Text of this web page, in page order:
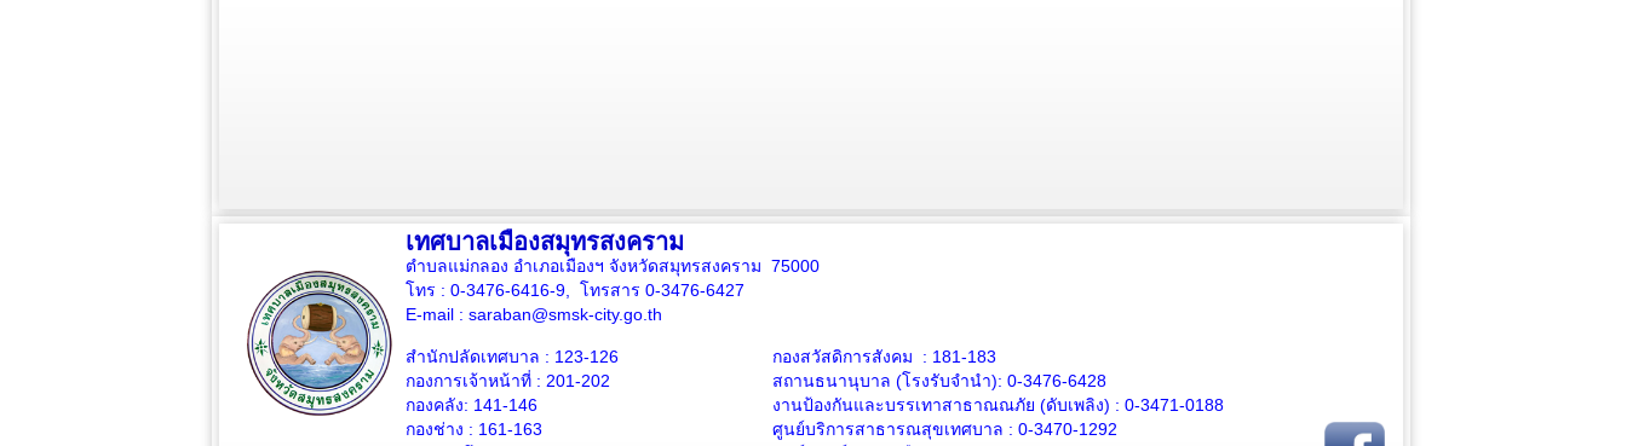
เทศบาลเมืองสมุทรสงคราม
ตำบลแม่กลอง อำเภอเมืองฯ จังหวัดสมุทรสงคราม 75000
โทร : 0-3476-6416-9, โทรสาร 0-3476-6427
E-mail : saraban@smsk-city.go.th
สำนักปลัดเทศบาล : 123-126
กองการเจ้าหน้าที่ : 201-202
กองคลัง: 141-146
กองช่าง : 161-163
กองสวัสดิการสังคม : 181-183
สถานธนานุบาล (โรงรับจำนำ): 0-3476-6428
งานป้องกันและบรรเทาสาธาณณภัย (ดับเพลิง) : 0-3471-0188
ศูนย์บริการสาธารณสุขเทศบาล : 0-3470-1292